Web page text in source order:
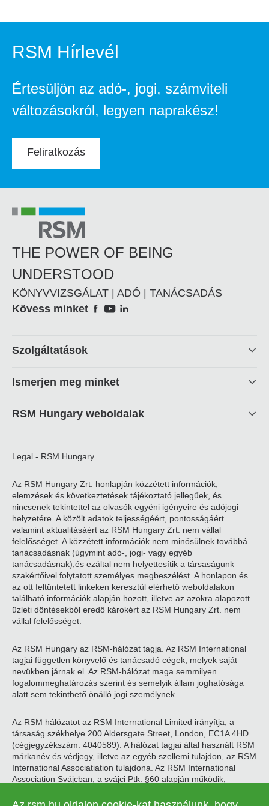
RSM Hírlevél
Értesüljön az adó-, jogi, számviteli
változásokról, legyen naprakész!
Feliratkozás
THE POWER OF BEING
UNDERSTOOD
KÖNYVVIZSGÁLAT | ADÓ | TANÁCSADÁS
Social
Kövess minket
Footer
Szolgáltatások
Ismerjen meg minket
RSM Hungary weboldalak
Legal - RSM Hungary
Az RSM Hungary Zrt. honlapján közzétett információk,
elemzések és következtetések tájékoztató jellegűek, és
nincsenek tekintettel az olvasók egyéni igényeire és adójogi
helyzetére. A közölt adatok teljességéért, pontosságáért
valamint aktualitásáért az RSM Hungary Zrt. nem vállal
felelősséget. A közzétett információk nem minősülnek továbbá
tanácsadásnak (úgymint adó-, jogi- vagy egyéb
tanácsadásnak),és ezáltal nem helyettesítik a társaságunk
szakértőivel folytatott személyes megbeszélést. A honlapon és
az ott feltüntetett linkeken keresztül elérhető weboldalakon
található információk alapján hozott, illetve az azokra alapozott
üzleti döntésekből eredő károkért az RSM Hungary Zrt. nem
vállal felelősséget.
Az RSM Hungary az RSM-hálózat tagja. Az RSM International
tagjai független könyvelő és tanácsadó cégek, melyek saját
nevükben járnak el. Az RSM-hálózat maga semmilyen
fogalommeghatározás szerint és semelyik állam joghatósága
alatt sem tekinthető önálló jogi személynek.
Az RSM hálózatot az RSM International Limited irányítja, a
társaság székhelye 200 Aldersgate Street, London, EC1A 4HD
(cégjegyzékszám: 4040589). A hálózat tagjai által használt RSM
márkanév és védjegy, illetve az egyéb szellemi tulajdon, az RSM
International Associatiation tulajdona. Az RSM International
Association Svájcban, a svájci Ptk. §60 alapján működik,